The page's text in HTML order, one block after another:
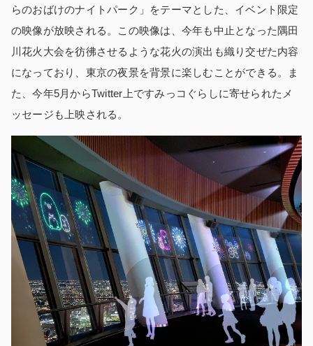
らのおばけのナイトパーク」をテーマとした、イベント限定
の映像が放映される。この映像は、今年も中止となった隅田
川花火大会を彷彿させるような花火の演出も織り交ぜた内容
になっており、東京の夜景を背景に楽しむことができる。ま
た、今年5月からTwitter上ですみっコぐらしに寄せられたメ
ッセージも上映される。